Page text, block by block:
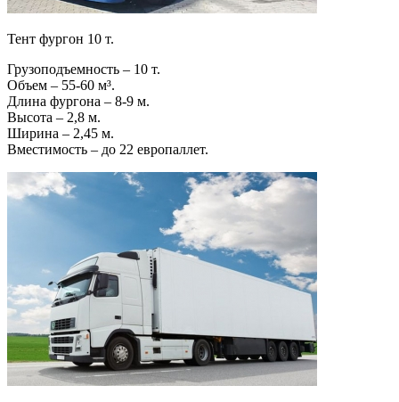
Тент фургон 10 т.
Грузоподъемность – 10 т.
Объем – 55-60 м³.
Длина фургона – 8-9 м.
Высота – 2,8 м.
Ширина – 2,45 м.
Вместимость – до 22 европаллет.